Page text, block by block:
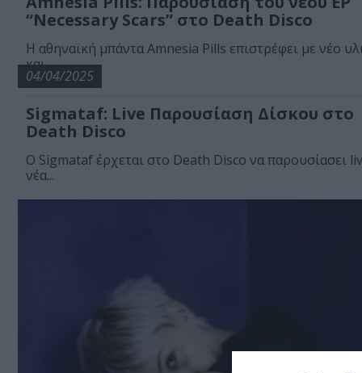
“Necessary Scars” στο Death Disco
Η αθηναϊκή μπάντα Amnesia Pills επιστρέφει με νέο
και...
04/04/2025
Sigmataf: Live Παρουσίαση Δίσκου στο
Death Disco
Ο Sigmataf έρχεται στο Death Disco να παρουσίασει
νέα...